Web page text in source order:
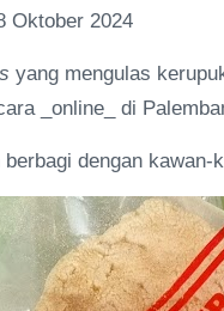
Oktober 2024
yang mengulas
_online_ di
dengan kawan-